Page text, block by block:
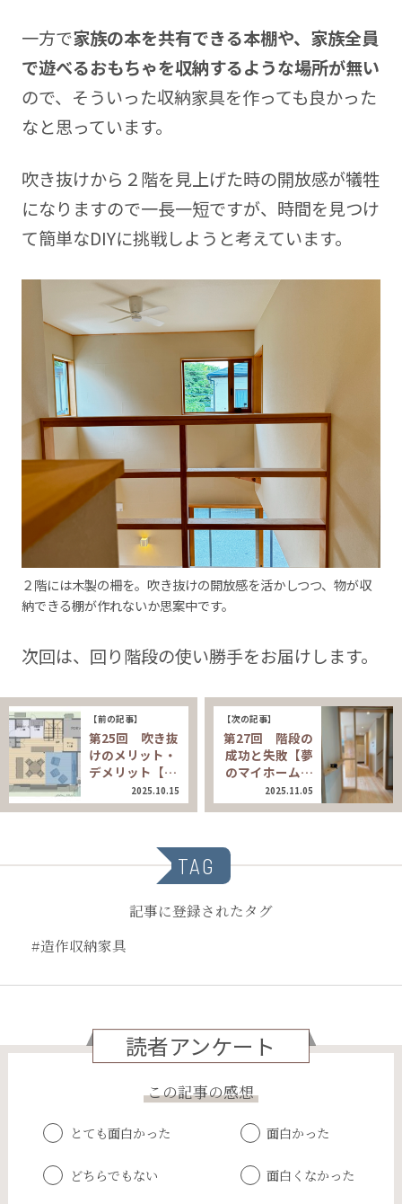
一方で家族の本を共有できる本棚や、家族全員
で遊べるおもちゃを収納するような場所が無い
ので、そういった収納家具を作っても良かった
なと思っています。
吹き抜けから２階を見上げた時の開放感が犠牲
になりますので一長一短ですが、時間を見つけ
て簡単なDIYに挑戦しようと考えています。
２階には木製の柵を。吹き抜けの開放感を活かしつつ、物が収
納できる棚が作れないか思案中です。
次回は、回り階段の使い勝手をお届けします。
【前の記事】
第25回 吹き抜
けのメリット・
デメリット【…
2025.10.15
【次の記事】
第27回 階段の
成功と失敗【夢
のマイホーム…
2025.11.05
TAG
記事に登録されたタグ
#造作収納家具
読者アンケート
この記事の感想
とても面白かった 面白かった
どちらでもない 面白くなかった